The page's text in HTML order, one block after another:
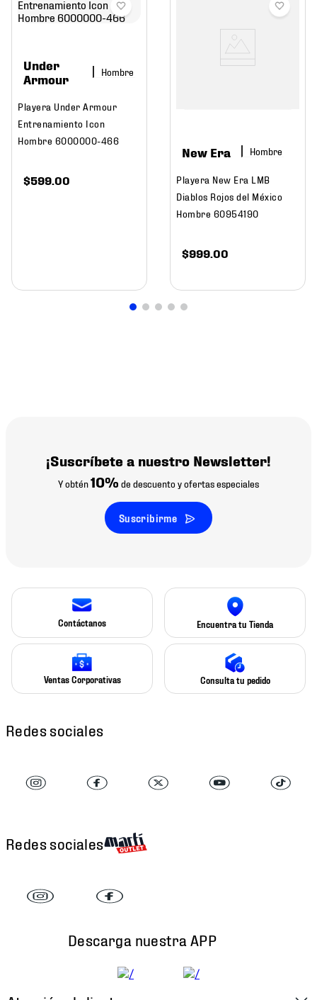
Under
Armour
Hombre
Playera Under Armour
Entrenamiento Icon
Hombre 6000000-466
$599.00
New Era Hombre
Playera New Era LMB
Diablos Rojos del México
Hombre 60954190
$999.00
¡Suscríbete a nuestro Newsletter!
Y obtén10% de descuento y ofertas especiales
Suscribirme
Contáctanos Encuentra tu Tienda
Ventas Corporativas Consulta tu pedido
Redes sociales
Redes sociales
Descarga nuestra APP